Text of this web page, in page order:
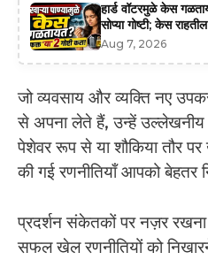
हार्ड वॉटरमुळे केस
सोप्या गोष्टी; केस
Aug 7, 2026
जो व्यवसाय और व्यक्ति नए
से अपना लेते हैं, उन्हें उल्लेखनीय
पेशेवर रूप से या शौकिया तौर
की गई रणनीतियाँ आपको बेहतर
प्रदर्शन संकेतकों पर नज़र रखना
सफल खेल रणनीतियों को